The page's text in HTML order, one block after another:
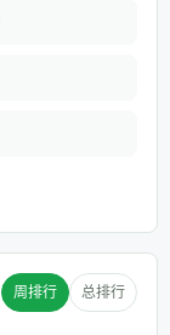
周排行 总排行